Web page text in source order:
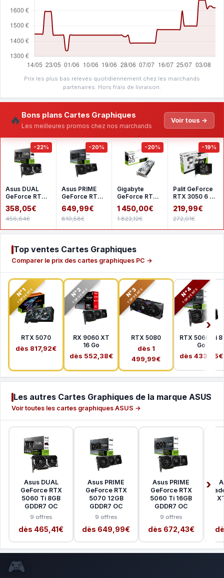
Prix les plus bas relevés quotidiennement chez les marchands
partenaires. Hors frais de livraison.
🔥 Bons plans Cartes Graphiques
Les meilleures promos chez nos marchands
Voir tous →
-22%
Asus DUAL
GeForce RTX
5060 8GB
GDDR7 OC
358,05€
456,64€
-20%
Asus PRIME
GeForce RTX
5070 12GB
GDDR7 OC
649,99€
810,58€
-20%
Gigabyte
GeForce RTX
5080 AERO OC
SFF 16G
1 450,00€
1 822,12€
-19%
Palit GeForce
RTX 3050 6 Go
StormX
219,99€
272,01€
Top ventes Cartes Graphiques
Comparer le prix des cartes graphiques PC →
N°1
TOP VENTE
RTX 5070
dès 817,92€
N°2
TOP VENTE
RX 9060 XT
16 Go
dès 552,38€
N°3
TOP VENTE
RTX 5080
dès 1
499,99€
N°4
TOP VENTE
RTX 5060 Ti 8
Go
dès 433,65€
Les autres Cartes Graphiques de la marque ASUS
Voir toutes les cartes graphiques ASUS →
Asus DUAL
GeForce RTX
5060 Ti 8GB
GDDR7 OC
9 offres
dès 465,41€
Asus PRIME
GeForce RTX
5070 12GB
GDDR7 OC
9 offres
dès 649,99€
Asus PRIME
GeForce RTX
5060 Ti 16GB
GDDR7 OC
9 offres
dès 672,43€
🎮